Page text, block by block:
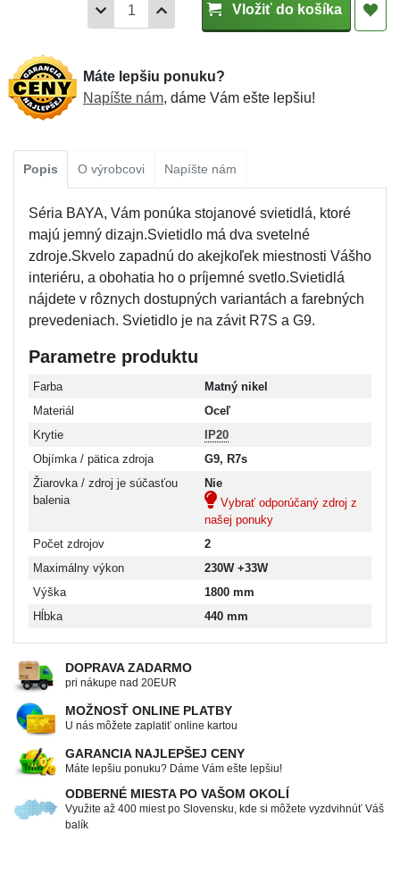
Vložiť do košíka
Máte lepšiu ponuku?
Napíšte nám, dáme Vám ešte lepšiu!
Popis O výrobcovi Napíšte nám
Séria BAYA, Vám ponúka stojanové svietidlá, ktoré
majú jemný dizajn.Svietidlo má dva svetelné
zdroje.Skvelo zapadnú do akejkoľek miestnosti Vášho
interiéru, a obohatia ho o príjemné svetlo.Svietidlá
nájdete v rôznych dostupných variantách a farebných
prevedeniach. Svietidlo je na závit R7S a G9.
Parametre produktu
Farba
Matný nikel
Materiál
Oceľ
Krytie
IP20
Objímka / pätica zdroja
G9, R7s
Žiarovka / zdroj je súčasťou
balenia
Nie
Vybrať odporúčaný zdroj z
našej ponuky
Počet zdrojov
2
Maximálny výkon
230W +33W
Výška
1800 mm
Hĺbka
440 mm
DOPRAVA ZADARMO
pri nákupe nad 20EUR
MOŽNOSŤ ONLINE PLATBY
U nás môžete zaplatiť online kartou
GARANCIA NAJLEPŠEJ CENY
Máte lepšiu ponuku? Dáme Vám ešte lepšiu!
ODBERNÉ MIESTA PO VAŠOM OKOLÍ
Využite až 400 miest po Slovensku, kde si môžete vyzdvihnúť Váš
balík